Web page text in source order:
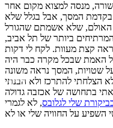
מנסה למצוא מקום אחר
בקדמת המסך, אבל בגלל שלא
האולם, שלא אשמתם שהגורל
ביותר של תל אביב,
קצת מעוות. לקח לי דקות
האמת שבכל מקרה כבר היה
שטויות, המסך נראה משונה
הצלחתי להתרכז ולא הבנתי
בתחושה של אכזבה גדולה
שלי לגלובס, לא לגמרי